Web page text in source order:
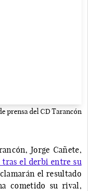
prensa del CD Tarancón
Jorge Cañete,
tras el derbi entre su
el resultado
cometido su rival,